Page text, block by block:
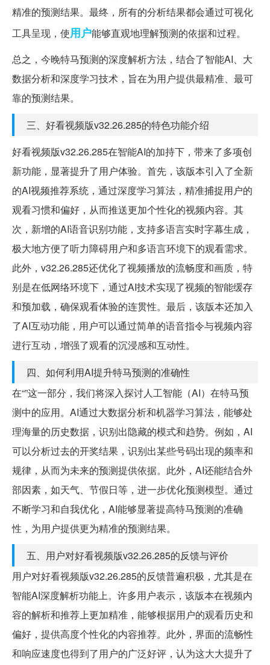
精准的预测结果。最终，所有的分析结果都会通过可视化
工具呈现，使用户能够直观地理解预测的依据和过程。
总之，今晚特马预测的深度解析方法，结合了智能AI、大
数据分析和深度学习技术，旨在为用户提供最精准、最可
靠的预测结果。
三、好看视频版v32.26.285的特色功能介绍
好看视频版v32.26.285在智能AI的加持下，带来了多项创
新功能，显著提升了用户体验。首先，该版本引入了全新
的AI视频推荐系统，通过深度学习算法，精准捕捉用户的
观看习惯和偏好，从而推送更加个性化的视频内容。其
次，新增的AI语音识别功能，支持多语言实时字幕生成，
极大地方便了听力障碍用户和多语言环境下的观看需求。
此外，v32.26.285还优化了视频播放的流畅度和画质，特
别是在低网络环境下，通过AI技术实现了视频的智能缓存
和预加载，确保观看体验的连贯性。最后，该版本还加入
了AI互动功能，用户可以通过简单的语音指令与视频内容
进行互动，增强了观看的沉浸感和互动性。
四、如何利用AI提升特马预测的准确性
在“”这一部分，我们将深入探讨人工智能（AI）在特马预
测中的应用。AI通过大数据分析和机器学习算法，能够处
理海量的历史数据，识别出隐藏的模式和趋势。例如，AI
可以分析过去的开奖结果，识别出某些号码出现的频率和
规律，从而为未来的预测提供依据。此外，AI还能结合外
部因素，如天气、节假日等，进一步优化预测模型。通过
不断学习和自我优化，AI能够显著提高特马预测的准确
性，为用户提供更为精准的预测结果。
五、用户对好看视频版v32.26.285的反馈与评价
用户对好看视频版v32.26.285的反馈普遍积极，尤其是在
智能AI深度解析功能上。许多用户表示，该版本在视频内
容的解析和推荐上更加精准，能够根据用户的观看历史和
偏好，提供高度个性化的内容推荐。此外，界面的流畅性
和响应速度也得到了用户的广泛好评，认为这大大提升了